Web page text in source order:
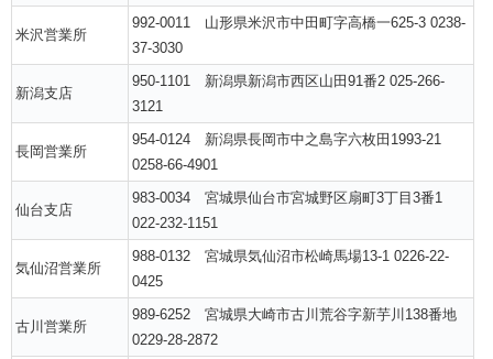
米沢営業所
992-0011 山形県米沢市中田町字高橋一625-3 0238-
37-3030
新潟支店
950-1101 新潟県新潟市西区山田91番2 025-266-
3121
長岡営業所
954-0124 新潟県長岡市中之島字六枚田1993-21
0258-66-4901
仙台支店
983-0034 宮城県仙台市宮城野区扇町3丁目3番1
022-232-1151
気仙沼営業所
988-0132 宮城県気仙沼市松崎馬場13-1 0226-22-
0425
古川営業所
989-6252 宮城県大崎市古川荒谷字新芋川138番地
0229-28-2872